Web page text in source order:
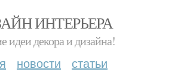
ИНТЕРЬЕРА
идеи декора и дизайна!
новости статьи